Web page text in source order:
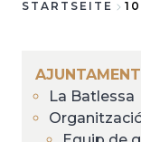
STARTSEITE
AJUNTAMENT
La Batlessa